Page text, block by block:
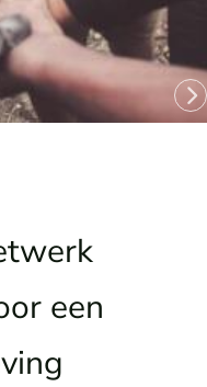
een